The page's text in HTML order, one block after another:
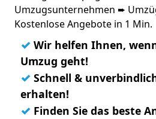
Umzugsunternehmen ➨
Kostenlose Angebote in 1 Min.
✓ Wir helfen Ihnen,
Umzug geht!
✓ Schnell &
erhalten!
✓ Finden Sie das beste